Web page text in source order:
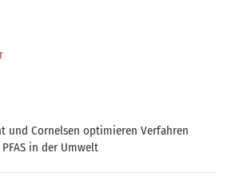
und Cornelsen optimieren Verfahren
in der Umwelt